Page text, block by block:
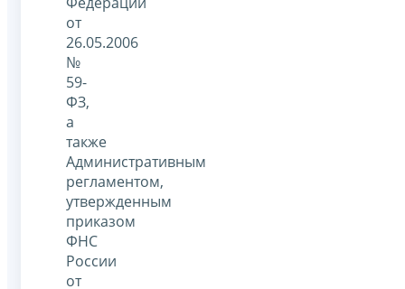
от
26.05.2006
№
59-
ФЗ,
а
также
Административным
регламентом,
утвержденным
приказом
ФНС
России
от